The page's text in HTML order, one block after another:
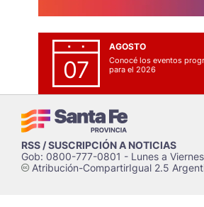
07
AGOSTO
Conocé los eventos
para el 2026
RSS / SUSCRIPCIÓN A NOTICIAS
Gob: 0800-777-0801 - Lunes a
cAtribución-CompartirIgual 2.5